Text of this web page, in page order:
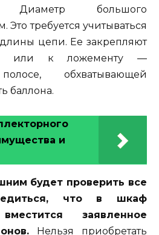
Диаметр большого
Это требуется учитываться
цепи. Ее закрепляют
или к ложементу —
обхватывающей
баллона.
и
будет проверить все
что в шкаф
заявленное
Нельзя приобретать